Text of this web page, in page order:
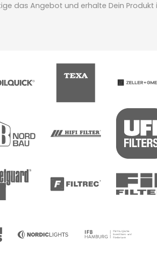
das Angebot und erhalte Dein Produkt